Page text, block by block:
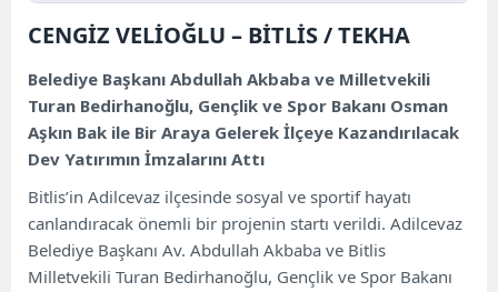
CENGİZ VELİOĞLU – BİTLİS / TEKHA
CENGİZ VELİOĞLU – BİTLİS / TEKHA
Belediye Başkanı Abdullah Akbaba ve Milletvekili
Turan Bedirhanoğlu, Gençlik ve Spor Bakanı Osman
Aşkın Bak ile Bir Araya Gelerek İlçeye Kazandırılacak
Dev Yatırımın İmzalarını Attı
Bitlis’in Adilcevaz ilçesinde sosyal ve sportif hayatı
canlandıracak önemli bir projenin startı verildi. Adilcevaz
Belediye Başkanı Av. Abdullah Akbaba ve Bitlis
Milletvekili Turan Bedirhanoğlu, Gençlik ve Spor Bakanı